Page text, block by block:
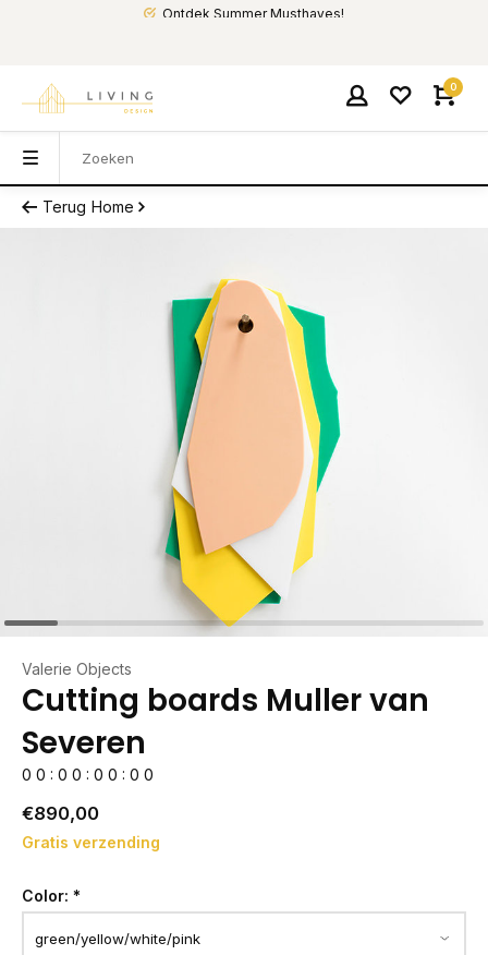
Ontdek Summer Musthaves!
0
Terug Home
Valerie Objects
Cutting boards Muller van
Severen
0 0 : 0 0 : 0 0 : 0 0
€890,00
Gratis verzending
Color: *